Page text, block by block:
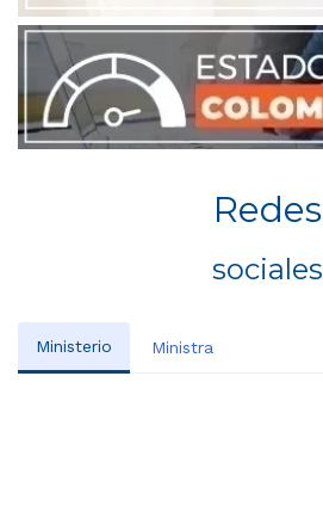
Redes
sociales
Ministerio Ministra